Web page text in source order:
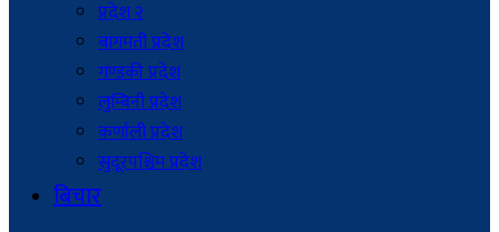
प्रदेश २
बागमती प्रदेश
गण्डकी प्रदेश
लुम्बिनी प्रदेश
कर्णाली प्रदेश
सुदूरपश्चिम प्रदेश
बिचार